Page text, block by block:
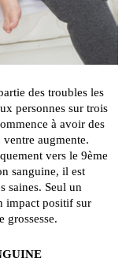
des troubles les
personnes sur trois
à avoir des
augmente.
vers le 9ème
sanguine, il est
saines. Seul un
impact positif sur
grossesse.